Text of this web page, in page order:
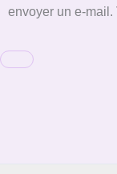
envoyer un e-